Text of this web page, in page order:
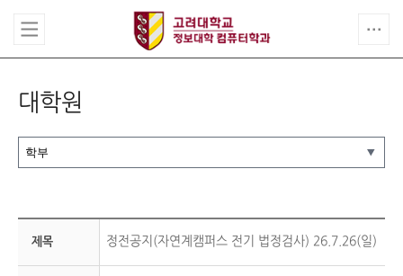
대학원
제목 정전공지(자연계캠퍼스 전기 법정검사) 26.7.26(일)